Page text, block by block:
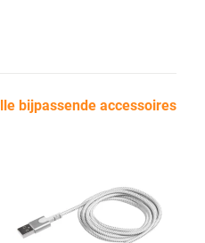
bijpassende accessoires